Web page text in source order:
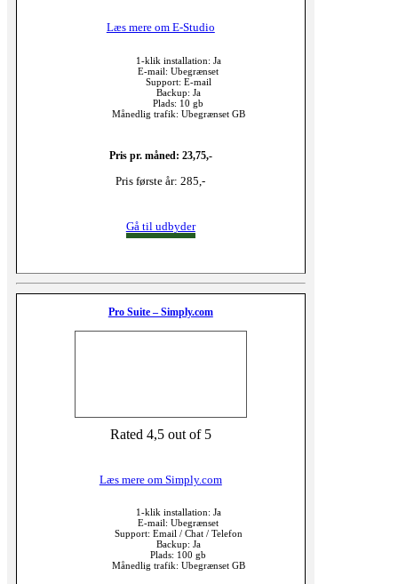
Læs mere om E-Studio
1-klik installation: Ja
E-mail: Ubegrænset
Support: E-mail
Backup: Ja
Plads: 10 gb
Månedlig trafik: Ubegrænset GB
Pris pr. måned: 23,75,-
Pris første år: 285,-
Gå til udbyder
Pro Suite – Simply.com
Rated 4,5 out of 5
Læs mere om Simply.com
1-klik installation: Ja
E-mail: Ubegrænset
Support: Email / Chat / Telefon
Backup: Ja
Plads: 100 gb
Månedlig trafik: Ubegrænset GB